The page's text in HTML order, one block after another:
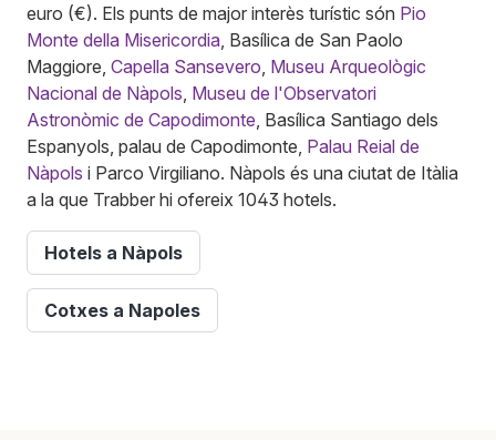
euro (€). Els punts de major interès turístic són Pio
Monte della Misericordia , Basílica de San Paolo
Maggiore, Capella Sansevero Museu Arqueològic
Nacional de Nàpols Museu de l'Observatori
Astronòmic de Capodimonte , Basílica Santiago dels
Espanyols, palau de Capodimonte, Palau Reial de
Nàpols i Parco Virgiliano. Nàpols és una ciutat de Itàlia
a la que Trabber hi ofereix 1043 hotels.
Hotels a Nàpols
Cotxes a Napoles